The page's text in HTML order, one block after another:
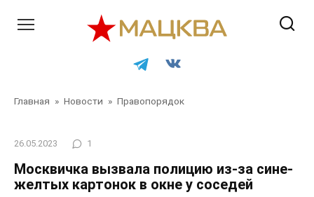
Главная » Новости » Правопорядок
26.05.2023 1
Москвичка вызвала полицию из-за сине-
желтых картонок в окне у соседей